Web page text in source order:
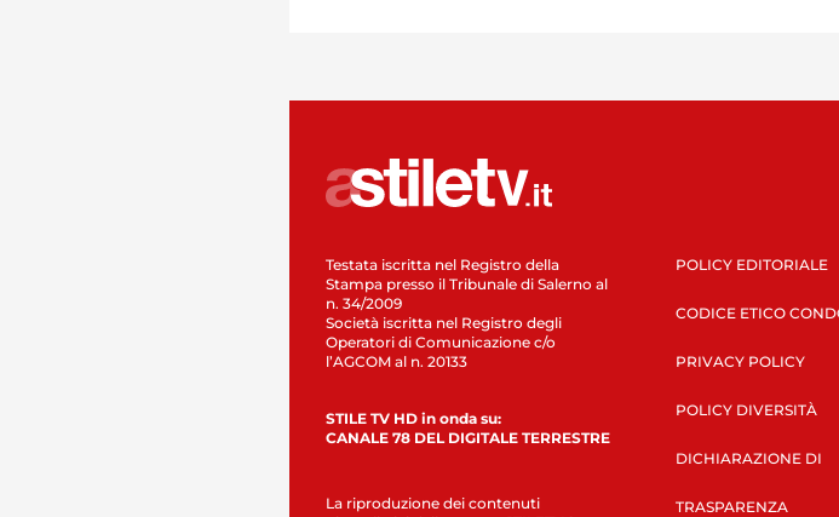
Testata iscritta nel Registro della
Stampa presso il Tribunale di Salerno al
n. 34/2009
Società iscritta nel Registro degli
Operatori di Comunicazione c/o
l’AGCOM al n. 20133
STILE TV HD in onda su:
CANALE 78 DEL DIGITALE TERRESTRE
La riproduzione dei contenuti
POLICY EDITORIALE
CODICE ETICO
PRIVACY POLICY
POLICY DIVERSITÀ
DICHIARAZIONE DI
TRASPARENZA